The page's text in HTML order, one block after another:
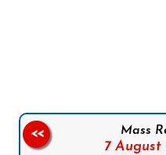
Mass
7 August
<<